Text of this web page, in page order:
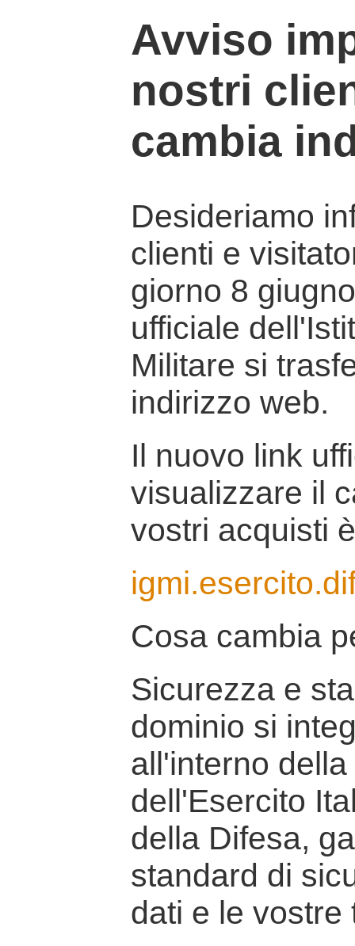
Avviso
nostri
cambia
Desideriamo
clienti e
giorno 8
ufficiale
Militare si
indirizzo web.
Il nuovo link
visualizzare il
vostri acquisti
Cosa cambia
Sicurezza e
dominio si
all'interno
dell'Esercito
della Difesa,
standard di
dati e le vostre